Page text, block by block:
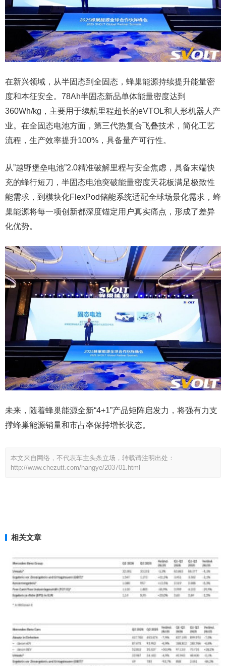
在新兴领域，从半固态到全固态，蜂巢能源持续提升能量密
度和本征安全。78Ah半固态新品单体能量密度达到
360Wh/kg，主要用于续航里程超长的eVTOL和人形机器人产
业。在全固态电池方面，第三代热复合飞叠技术，简化工艺
流程，生产效率提升100%，具备量产可行性。
从”越野堡垒电池”2.0精准破解里程与安全焦虑，具备末端快
充的蜂行短刀，半固态电池突破能量密度天花板满足极致性
能需求，到模块化FlexPod储能系统适配全球场景化需求，蜂
巢能源将每一项创新都深度锚定用户真实痛点，形成了差异
化优势。
未来，随着蜂巢能源全新“4+1”产品矩阵启发力，将强有力支
撑蜂巢能源销量和市占率保持增长状态。
本文来自网络，不代表车主头条立场，转载请注明出处：
http://www.chezutt.com/hangye/203701.html
相关文章